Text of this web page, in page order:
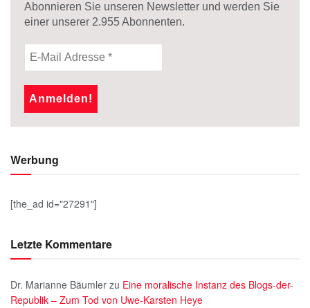
Abonnieren Sie unseren Newsletter und werden Sie
einer unserer 2.955Abonnenten.
Werbung
[the_ad id="27291"]
Letzte Kommentare
Dr. Marianne Bäumler zu Eine moralische Instanz des Blogs-der-
Republik – Zum Tod von Uwe-Karsten Heye